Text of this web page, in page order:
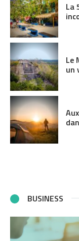
La
Le
un
BUSINESS